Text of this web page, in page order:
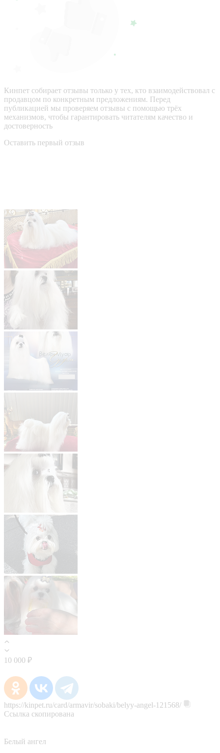
Кинпет собирает отзывы только у тех, кто взаимодействовал с
продавцом по конкретным предложениям. Перед
публикацией мы проверяем отзывы с помощью трёх
механизмов, чтобы гарантировать читателям качество и
достоверность
Оставить первый отзыв
10 000 ₽
https://kinpet.ru/card/armavir/sobaki/belyy-angel-121568/
Ссылка скопирована
Белый ангел